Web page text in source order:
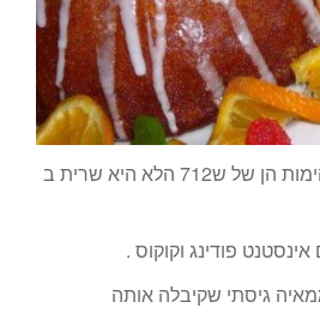
ההכנה והתמונות המדהימות הן של ש712 הלא היא שרית ב
פודינג וקוקוס .
גיסתי שקיבלה אותה